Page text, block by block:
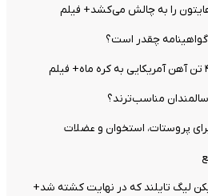
را به چالش می‌کشد+ فیلم
چقدر است؟
مناسب‌ترند؟
لیگ تایلند که در نهایت کشته شد+